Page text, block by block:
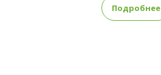
Подробнее